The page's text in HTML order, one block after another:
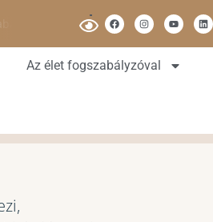
Az élet fogszabályzóval